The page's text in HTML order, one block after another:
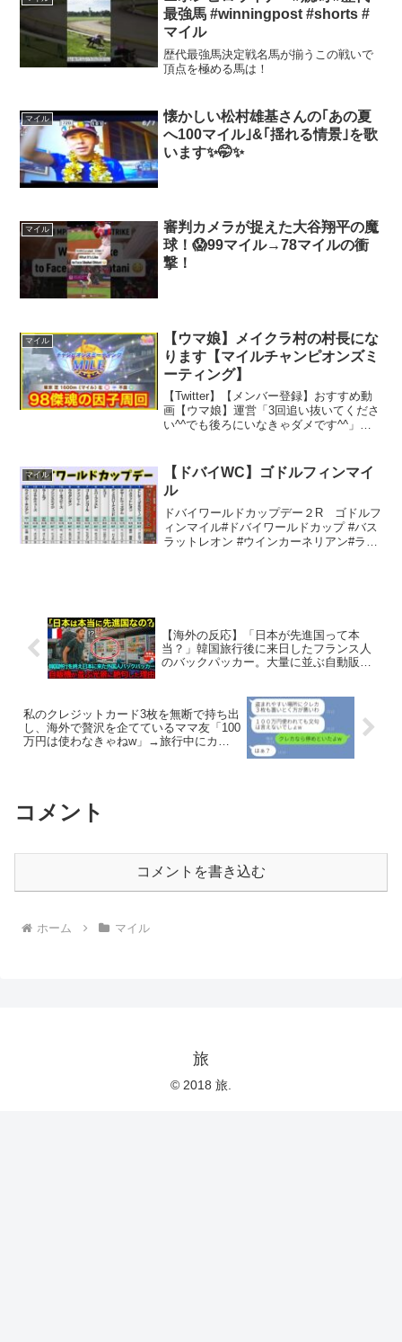
す捕まった方案内所にたい...
最強馬 #winningpost #shorts #
マイル
歴代最強馬決定戦名馬が揃うこの戦いで
頂点を極める馬は！
マイル
懐かしい松村雄基さんの｢あの夏
へ100マイル｣&｢揺れる情景｣を歌
います✨🤭✨
マイル
審判カメラが捉えた大谷翔平の魔
球！😱99マイル→78マイルの衝
撃！
マイル
【ウマ娘】メイクラ村の村長にな
ります【マイルチャンピオンズミ
ーティング】
【Twitter】【メンバー登録】おすすめ動
画【ウマ娘】運営「3回追い抜いてくださ
い^^でも後ろにいなきゃダメです^^」
2023最速考察‼【ニシノフラワー/アスト
ンマ...
マイル
【ドバイWC】ゴドルフィンマイ
ル
ドバイワールドカップデー２R ゴドルフ
ィンマイル#ドバイワールドカップ #バス
ラットレオン #ウインカーネリアン#ラウ
【海外の反応】「日本が先進国って本
当？」韓国旅行後に来日したフランス人
のバックパッカー。大量に並ぶ自動販売
私のクレジットカード3枚を無断で持ち出
し、海外で贅沢を企てているママ友「100
万円は使わなきゃねw」→旅行中にカー
コメント
コメントを書き込む
ホーム マイル
旅
© 2018 旅.